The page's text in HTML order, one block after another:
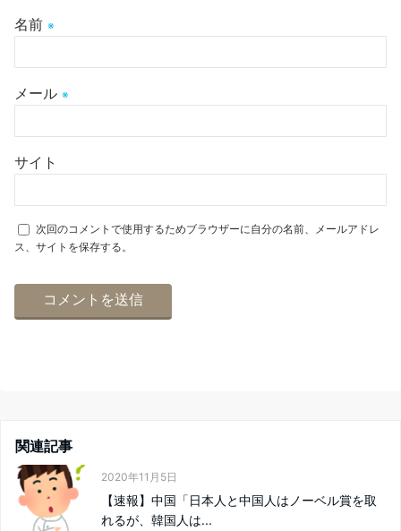
名前 ※
メール ※
サイト
次回のコメントで使用するためブラウザーに自分の名前、メールアドレ
ス、サイトを保存する。
関連記事
2020年11月5日
【速報】中国「日本人と中国人はノーベル賞を取
れるが、韓国人は...